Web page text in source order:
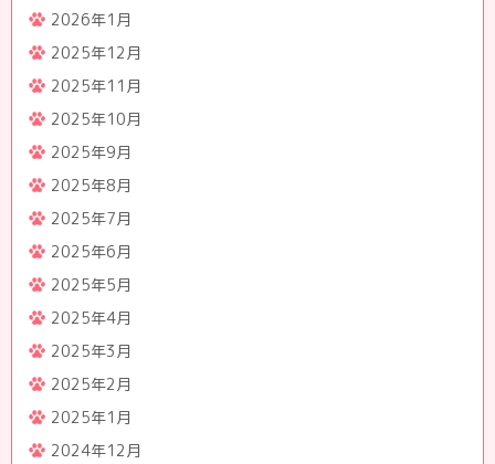
2026年1月
2025年12月
2025年11月
2025年10月
2025年9月
2025年8月
2025年7月
2025年6月
2025年5月
2025年4月
2025年3月
2025年2月
2025年1月
2024年12月